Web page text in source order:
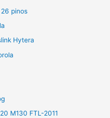
pinos
Hytera
M130 FTL-2011